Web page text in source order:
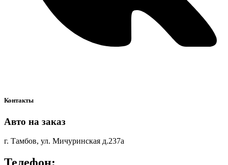
Контакты
Авто на заказ
г. Тамбов, ул. Мичуринская д.237а